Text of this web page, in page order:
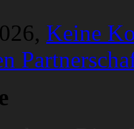
Keine